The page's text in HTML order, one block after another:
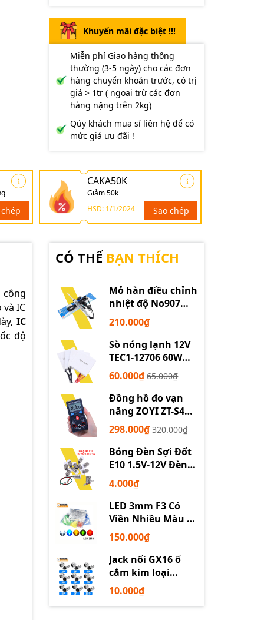
Khuyến mãi đặc biệt !!!
Miễn phí Giao hàng thông
thường (3-5 ngày) cho các đơn
hàng chuyển khoản trước, có trị
giá > 1tr ( ngoại trừ các đơn
hàng nặng trên 2kg)
Qúy khách mua sỉ liên hệ để có
mức giá ưu đãi !
CAKA50K
Giảm 50k
HSD: 1/1/2024
Sao chép
IC
IC
độ
CÓ THỂ BẠN THÍCH
Mỏ hàn điều chỉnh
nhiệt độ No907
60W 220V loại tốt
210.000₫
Sò nóng lạnh 12V
TEC1-12706 60W
12710 100W 12715
150W
60.000₫ 65.000₫
Đồng hồ đo vạn
năng ZOYI ZT-S4
tự động
298.000₫ 320.000₫
Bóng Đèn Sợi Đốt
E10 1.5V-12V Đèn
Thí Nghiệm STEM
4.000₫
LED 3mm F3 Có
Viền Nhiều Màu –
Trắng Đỏ Xanh
Dương Lục Vàng
150.000₫
Jack nối GX16 ổ
cắm kim loại
2/3/4/5/6P chuyên
dụng
10.000₫